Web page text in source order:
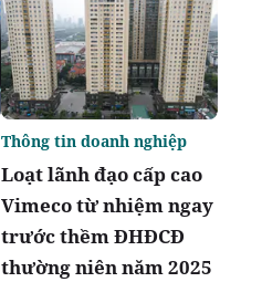
Loạt lãnh đạo cấp cao
Vimeco từ nhiệm ngay
trước thềm ĐHĐCĐ
thường niên năm 2025
Thông tin doanh nghiệp